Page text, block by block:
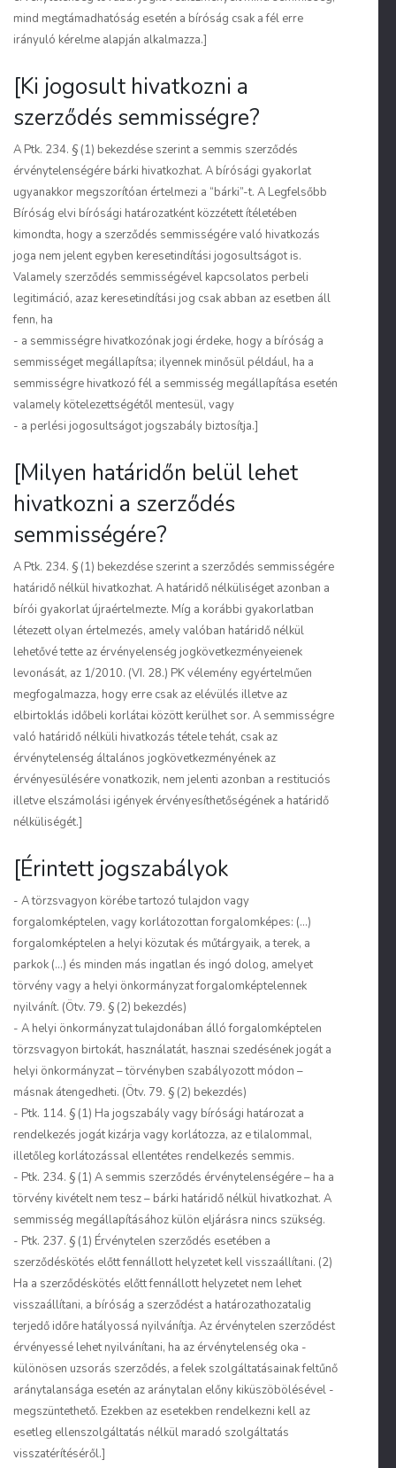
mind megtámadhatóság esetén a bíróság csak a fél erre
irányuló kérelme alapján alkalmazza.]
[Ki jogosult hivatkozni a
szerződés semmisségre?
A Ptk. 234. § (1) bekezdése szerint a semmis szerződés
érvénytelenségére bárki hivatkozhat. A bírósági gyakorlat
ugyanakkor megszorítóan értelmezi a “bárki”-t. A Legfelsőbb
Bíróság elvi bírósági határozatként közzétett ítéletében
kimondta, hogy a szerződés semmisségére való hivatkozás
joga nem jelent egyben keresetindítási jogosultságot is.
Valamely szerződés semmisségével kapcsolatos perbeli
legitimáció, azaz keresetindítási jog csak abban az esetben áll
fenn, ha
- a semmisségre hivatkozónak jogi érdeke, hogy a bíróság a
semmisséget megállapítsa; ilyennek minősül például, ha a
semmisségre hivatkozó fél a semmisség megállapítása esetén
valamely kötelezettségétől mentesül, vagy
- a perlési jogosultságot jogszabály biztosítja.]
[Milyen határidőn belül lehet
hivatkozni a szerződés
semmisségére?
A Ptk. 234. § (1) bekezdése szerint a szerződés semmisségére
határidő nélkül hivatkozhat. A határidő nélküliséget azonban a
bírói gyakorlat újraértelmezte. Míg a korábbi gyakorlatban
létezett olyan értelmezés, amely valóban határidő nélkül
lehetővé tette az érvényelenség jogkövetkezményeienek
levonását, az 1/2010. (VI. 28.) PK vélemény egyértelműen
megfogalmazza, hogy erre csak az elévülés illetve az
elbirtoklás időbeli korlátai között kerülhet sor. A semmisségre
való határidő nélküli hivatkozás tétele tehát, csak az
érvénytelenség általános jogkövetkezményének az
érvényesülésére vonatkozik, nem jelenti azonban a restituciós
illetve elszámolási igények érvényesíthetőségének a határidő
nélküliségét.]
[Érintett jogszabályok
- A törzsvagyon körébe tartozó tulajdon vagy
forgalomképtelen, vagy korlátozottan forgalomképes: (...)
forgalomképtelen a helyi közutak és műtárgyaik, a terek, a
parkok (...) és minden más ingatlan és ingó dolog, amelyet
törvény vagy a helyi önkormányzat forgalomképtelennek
nyilvánít. (Ötv. 79. § (2) bekezdés)
- A helyi önkormányzat tulajdonában álló forgalomképtelen
törzsvagyon birtokát, használatát, hasznai szedésének jogát a
helyi önkormányzat – törvényben szabályozott módon –
másnak átengedheti. (Ötv. 79. § (2) bekezdés)
- Ptk. 114. § (1) Ha jogszabály vagy bírósági határozat a
rendelkezés jogát kizárja vagy korlátozza, az e tilalommal,
illetőleg korlátozással ellentétes rendelkezés semmis.
- Ptk. 234. § (1) A semmis szerződés érvénytelenségére – ha a
törvény kivételt nem tesz – bárki határidő nélkül hivatkozhat. A
semmisség megállapításához külön eljárásra nincs szükség.
- Ptk. 237. § (1) Érvénytelen szerződés esetében a
szerződéskötés előtt fennállott helyzetet kell visszaállítani. (2)
Ha a szerződéskötés előtt fennállott helyzetet nem lehet
visszaállítani, a bíróság a szerződést a határozathozatalig
terjedő időre hatályossá nyilvánítja. Az érvénytelen szerződést
érvényessé lehet nyilvánítani, ha az érvénytelenség oka -
különösen uzsorás szerződés, a felek szolgáltatásainak feltűnő
aránytalansága esetén az aránytalan előny kiküszöbölésével -
megszüntethető. Ezekben az esetekben rendelkezni kell az
esetleg ellenszolgáltatás nélkül maradó szolgáltatás
visszatérítéséről.]